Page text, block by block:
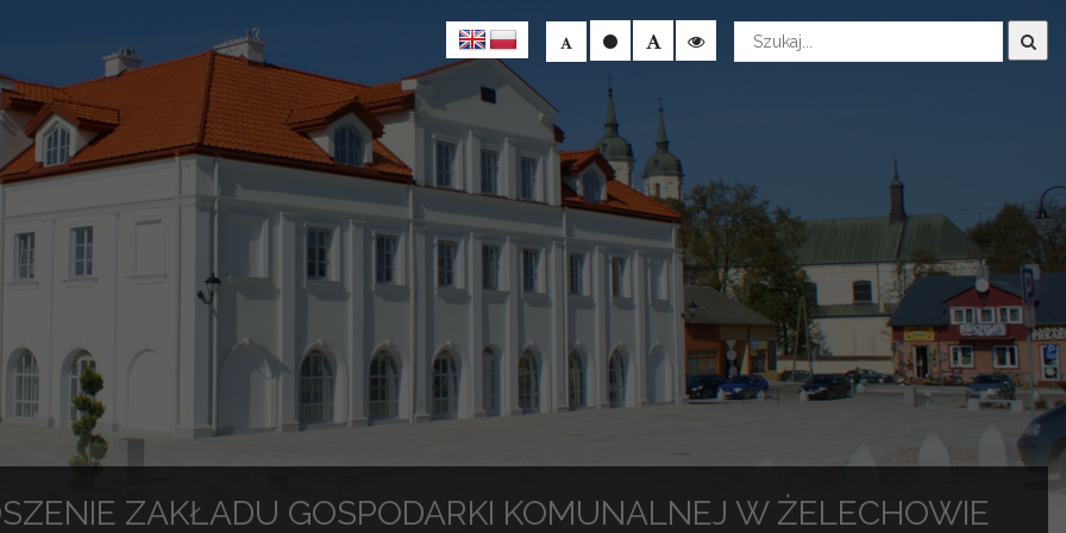
Wyszukaj
ZAKŁADU GOSPODARKI KOMUNALNEJ W ŻELECHOWIE